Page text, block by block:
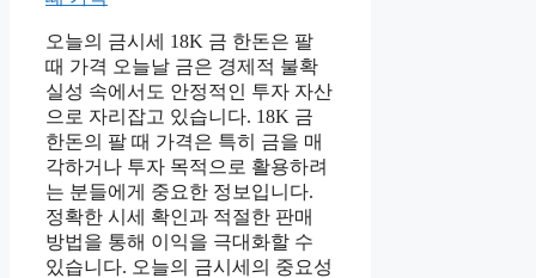
오늘의 금시세 18K 금 한돈은 팔
때 가격 오늘날 금은 경제적 불확
실성 속에서도 안정적인 투자 자산
으로 자리잡고 있습니다. 18K 금
한돈의 팔 때 가격은 특히 금을 매
각하거나 투자 목적으로 활용하려
는 분들에게 중요한 정보입니다.
정확한 시세 확인과 적절한 판매
방법을 통해 이익을 극대화할 수
있습니다. 오늘의 금시세의 중요성